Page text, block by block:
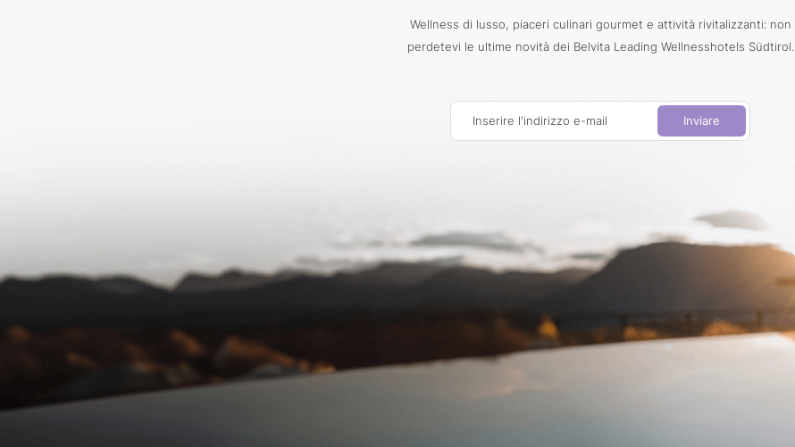
Wellness di lusso, piaceri culinari gourmet e attività rivitalizzanti: non
perdetevi le ultime novità dei Belvita Leading Wellnesshotels Südtirol.
Inserire l'indirizzo e-mail Inviare